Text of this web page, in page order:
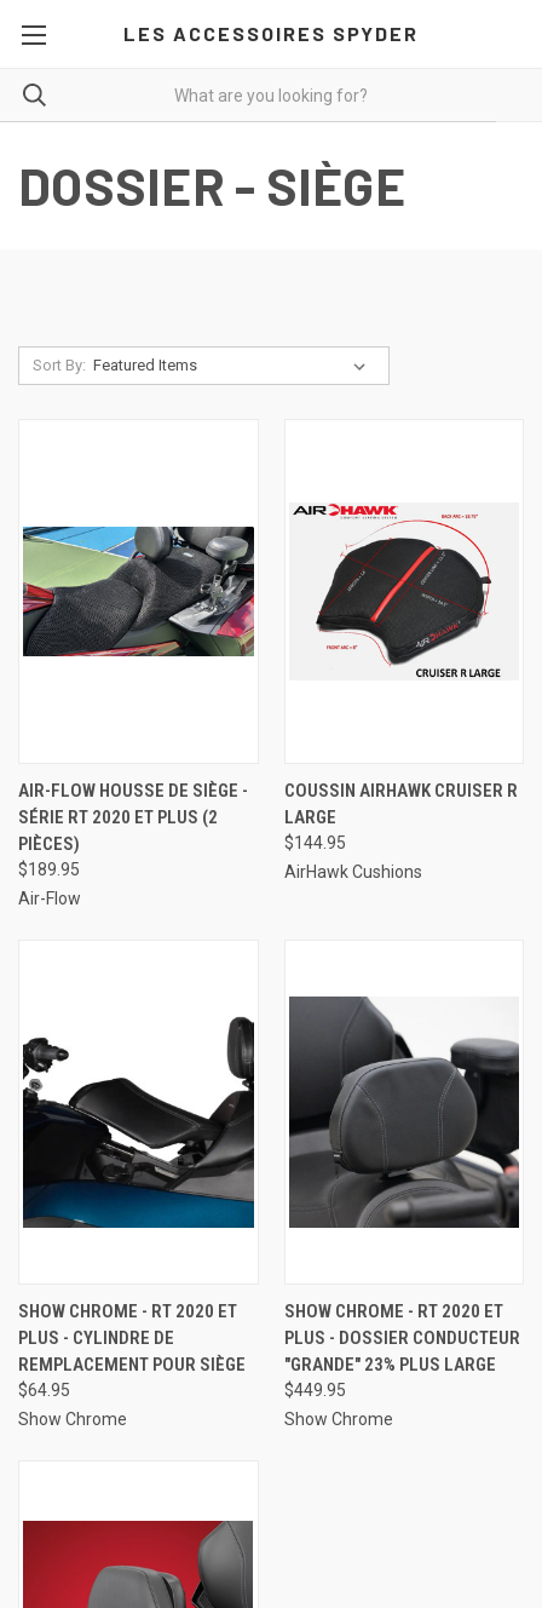
LES ACCESSOIRES SPYDER
DOSSIER - SIÈGE
Sort By:
AIR-FLOW HOUSSE DE SIÈGE -
SÉRIE RT 2020 ET PLUS (2
PIÈCES)
$189.95
Air-Flow
COUSSIN AIRHAWK CRUISER R
LARGE
$144.95
AirHawk Cushions
SHOW CHROME - RT 2020 ET
PLUS - CYLINDRE DE
REMPLACEMENT POUR SIÈGE
$64.95
Show Chrome
SHOW CHROME - RT 2020 ET
PLUS - DOSSIER CONDUCTEUR
"GRANDE" 23% PLUS LARGE
$449.95
Show Chrome